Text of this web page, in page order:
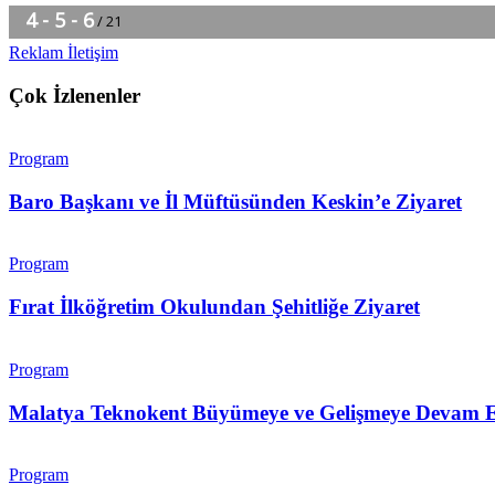
Reklam İletişim
Çok İzlenenler
Program
Baro Başkanı ve İl Müftüsünden Keskin’e Ziyaret
Program
Fırat İlköğretim Okulundan Şehitliğe Ziyaret
Program
Malatya Teknokent Büyümeye ve Gelişmeye Devam
Program